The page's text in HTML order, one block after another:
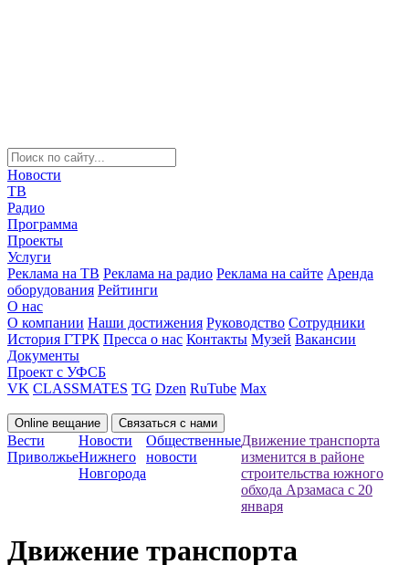
Новости
ТВ
Радио
Программа
Проекты
Услуги
Реклама на ТВ Реклама на радио Реклама на сайте Аренда
оборудования Рейтинги
О нас
О компании Наши достижения Руководство Сотрудники
История ГТРК Пресса о нас Контакты Музей Вакансии
Документы
Проект с УФСБ
VK CLASSMATES TG Dzen RuTube Max
Online вещание Связаться с нами
Вести
Приволжье
Новости
Нижнего
Новгорода
Общественные
новости
Движение транспорта
изменится в районе
строительства южного
обхода Арзамаса с 20
января
Движение транспорта